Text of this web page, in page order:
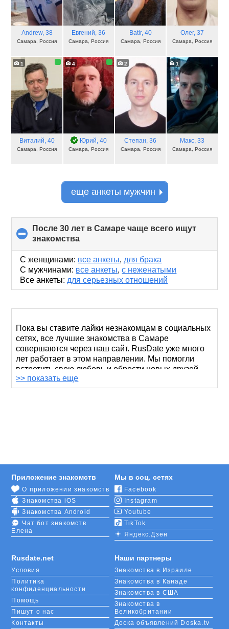
Andrew, 38
Самара, Россия
Евгений, 36
Самара, Россия
Batir, 40
Самара, Россия
Олег, 37
Самара, Россия
1
Виталий, 40
Самара, Россия
4
Юрий, 40
Самара, Россия
2
Степан, 36
Самара, Россия
1
Макс, 33
Самара, Россия
еще анкеты мужчин
После 30 лет в Самаре чаще всего ищут
знакомства
to
collapse
contents
С женщинами: все анкеты, для брака
С мужчинами: все анкеты,с неженатыми
Все анкеты: для серьезных отношений
Пока вы ставите лайки незнакомцам в социальных
сетях, все лучшие знакомства в Самаре
совершаются через наш сайт. RusDate уже много
лет работает в этом направлении. Мы помогли
встретить свою любовь и обрести новых друзей
нескольким тысячам самарцев. Попробуйте и вы.
Как поет Верка Сердючка: «Даже если вам немного
за 30, есть надежда выйти замуж за принца».
Поэтому не упускайте своего шанса и
регистрируйтесь прямо сейчас. После
создания анкетывы сможете воспользоваться
всеми возможностями сайта, и ваше виртуальное
общение станет удобным и интересным.
>> показать еще
Rusdate.net
Условия
Политика
конфиденциальности
Помощь
Пишут о нас
Контакты
Приложение знакомств
О приложении знакомств
Знакомства iOS
Знакомства Android
Чат бот знакомств
Елена
Мы в соц. сетях
Facebook
Instagram
Youtube
TikTok
Яндекс.Дзен
Наши партнеры
Знакомства в Израиле
Знакомства в Канаде
Знакомства в США
Знакомства в
Великобритании
Доска объявлений Doska.tv